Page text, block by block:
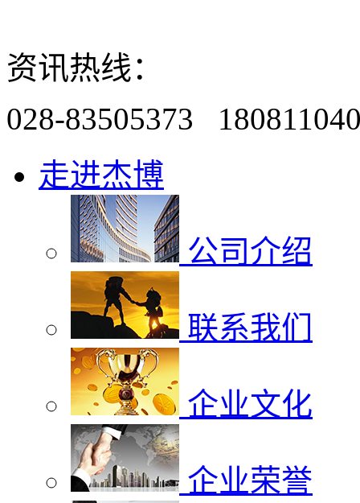
资讯热线：
028-83505373
走进杰博
公司介绍
联系我们
企业文化
企业荣誉